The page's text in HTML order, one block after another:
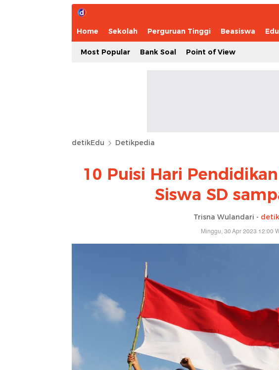
Home Sekolah Perguruan Tinggi Beasiswa
Most Popular Bank Soal Point of View
detikEdu Detikpedia
10 Puisi Hari
Siswa SD
Trisna Wulandari -
Minggu, 30 Apr 2023 12:00